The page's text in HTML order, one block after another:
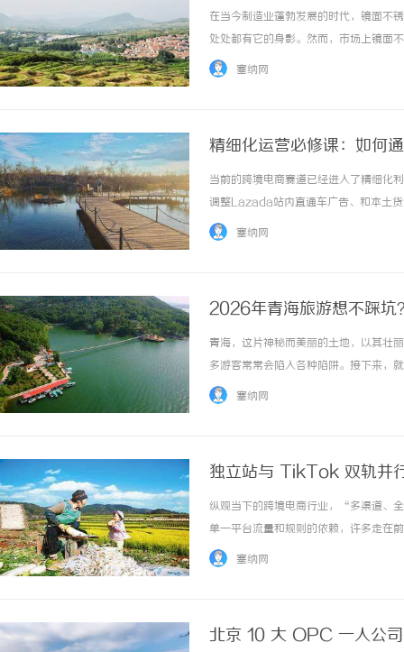
在当今制造业蓬勃发展的时代，镜面不
处处都有它的身影。然而，市场上镜面
一家诚信共赢的镜面不锈钢材料厂家
塞纳网
精细化运营必修课：如何
润？
当前的跨境电商赛道已经进入了精细化
调整Lazada站内直通车广告、和本土
与结汇”环节，把辛辛苦苦赚来的利润
塞纳网
2026年青海旅游想不踩坑
青海，这片神秘而美丽的土地，以其壮
多游客常常会陷入各种陷阱。接下来，
一、避开传统旅行社常见陷阱1.警惕低
塞纳网
独立站与 TikTok 双轨并
纵观当下的跨境电商行业，“多渠道、
单一平台流量和规则的依赖，许多走
并行战略。在这种完美的闭环生态中
塞纳网
北京 10 大 OPC 一人公